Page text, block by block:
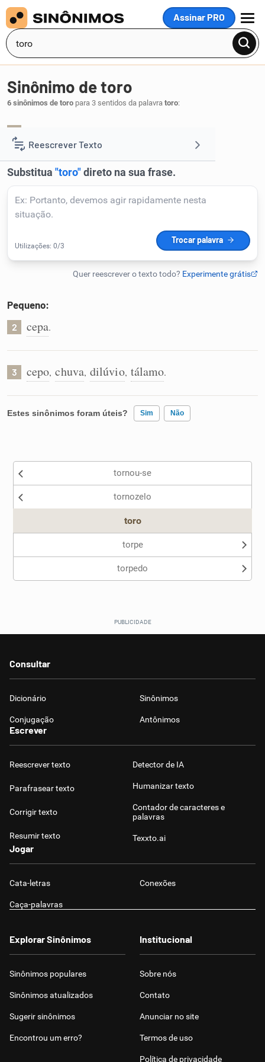
Assinar PRO
MENU
Reescrever Texto
Resumir Texto
Corrigir Texto
Detector de IA
Humanizador de IA
Conexões
Caça-palavras
Sinônimos
Sinônimo de toro
6 sinônimos de toro para 3 sentidos da palavra toro:
Pequeno:
2 cepa.
3 cepo, chuva, dilúvio, tálamo.
Estes sinônimos foram úteis? Sim Não
Nenhum dos sinônimos apresentados me ajudou
tornou-se
tornozelo
toro
torpe
torpedo
Consultar
Dicionário Sinônimos
Conjugação Antônimos
Escrever
Reescrever texto
Parafrasear texto
Corrigir texto
Resumir texto
Detector de IA
Humanizar texto
Contador de caracteres e
palavras
Texxto.ai
Jogar
Cata-letras Conexões
Caça-palavras
Explorar Sinônimos
Sinônimos populares
Sinônimos atualizados
Sugerir sinônimos
Encontrou um erro?
Institucional
Sobre nós
Contato
Anunciar no site
Termos de uso
Política de privacidade